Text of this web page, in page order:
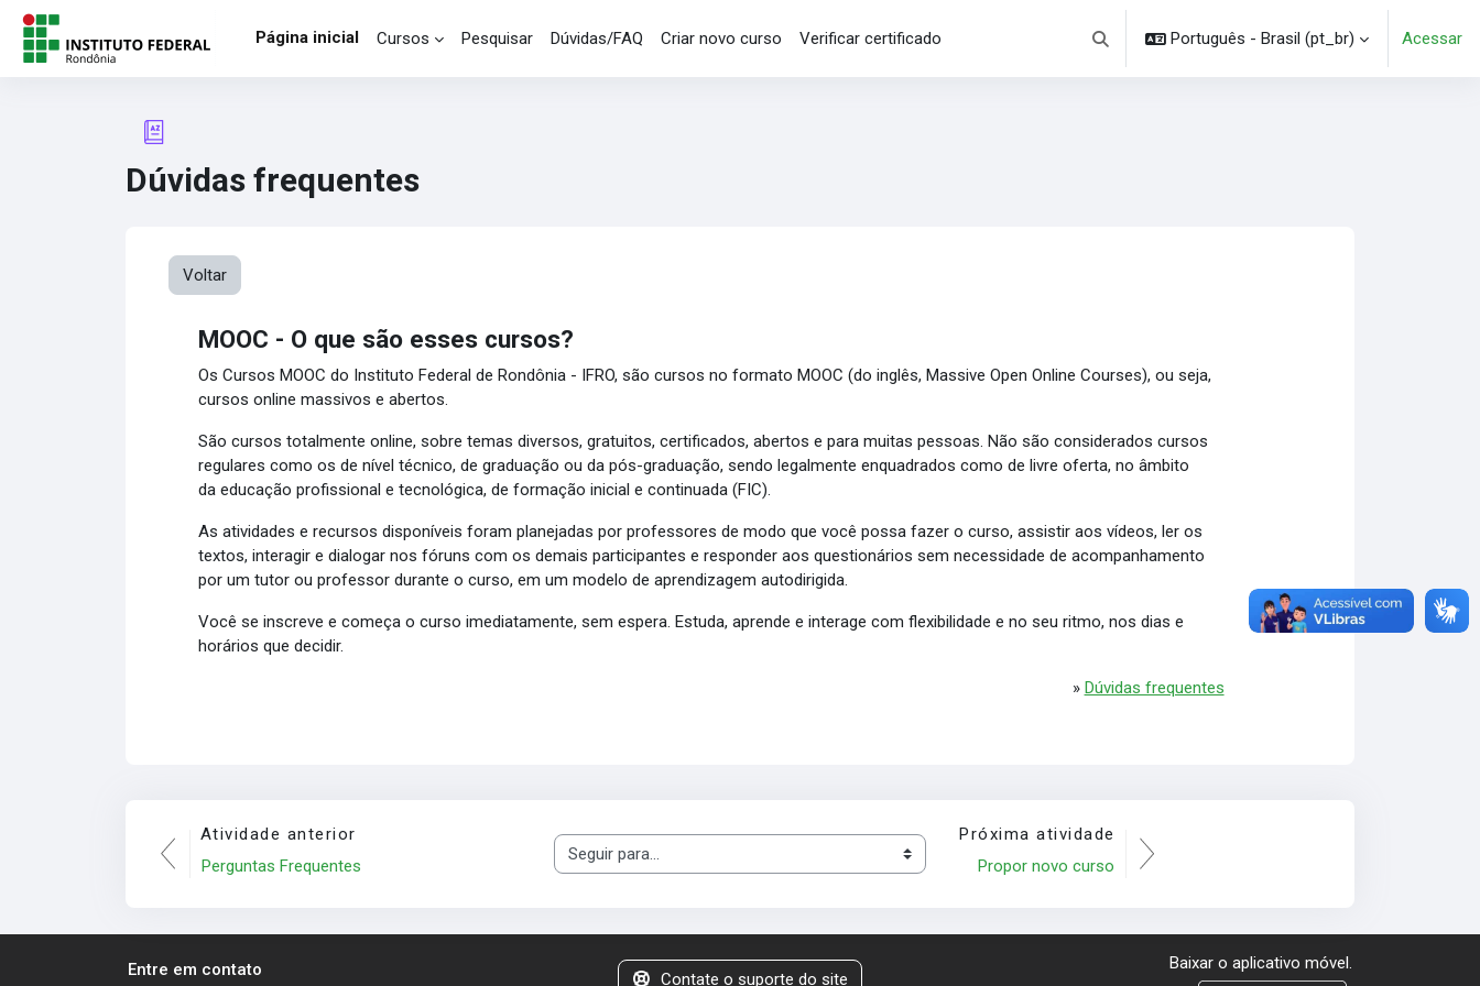
Ir para o conteúdo principal
Página inicial
Cursos Pesquisar Dúvidas/FAQ Criar novo curso Verificar certificado
Alternar entrada de pesquisa
Português - Brasil ‎(pt_br)‎ Acessar
Dúvidas frequentes
Voltar
MOOC - O que são esses cursos?
Os Cursos MOOC do Instituto Federal de Rondônia - IFRO, são cursos no formato MOOC (do inglês, Massive Open Online Courses), ou seja,
cursos online massivos e abertos.
São cursos totalmente online, sobre temas diversos, gratuitos, certificados, abertos e para muitas pessoas. Não são considerados cursos
regulares como os de nível técnico, de graduação ou da pós-graduação, sendo legalmente enquadrados como de livre oferta, no âmbito
da educação profissional e tecnológica, de formação inicial e continuada (FIC).
As atividades e recursos disponíveis foram planejadas por professores de modo que você possa fazer o curso, assistir aos vídeos, ler os
textos, interagir e dialogar nos fóruns com os demais participantes e responder aos questionários sem necessidade de acompanhamento
por um tutor ou professor durante o curso, em um modelo de aprendizagem autodirigida.
Você se inscreve e começa o curso imediatamente, sem espera. Estuda, aprende e interage com flexibilidade e no seu ritmo, nos dias e
horários que decidir.
» Dúvidas frequentes
Atividade anterior
Perguntas Frequentes
Seguir para...
Próxima atividade
Propor novo curso
Entre em contato Contate o suporte do site
Baixar o aplicativo móvel.